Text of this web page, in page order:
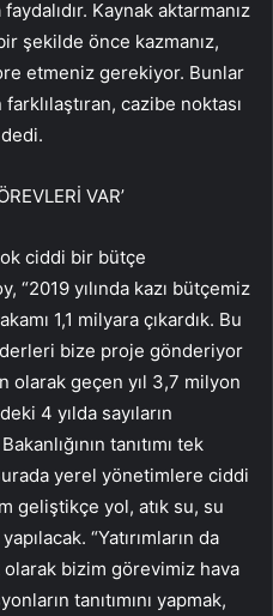
Kaynak aktarmanız
şekilde önce kazmanız,
etmeniz gerekiyor. Bunlar
cazibe noktası
VAR’
ciddi bir bütçe
“2019 yılında kazı bütçemiz
1,1 milyara çıkardık. Bu
bize proje gönderiyor
olarak geçen yıl 3,7 milyon
4 yılda sayıların
tanıtımı tek
yerel yönetimlere ciddi
geliştikçe yol, atık su, su
“Yatırımların da
olarak bizim görevimiz hava
tanıtımını yapmak,